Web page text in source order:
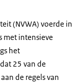
(NVWA) voerde in
met intensieve
het
25 van de
de regels van